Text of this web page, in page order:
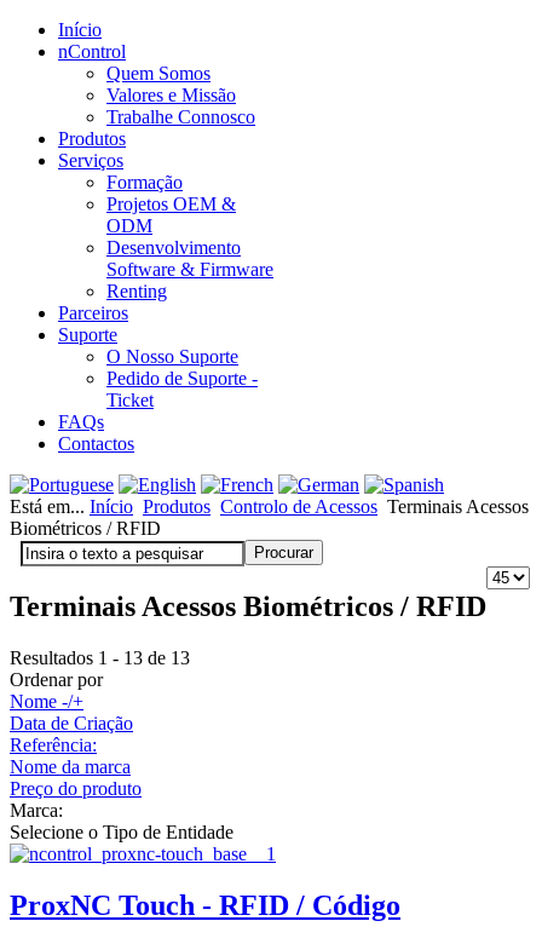
Início
nControl
Quem Somos
Valores e Missão
Trabalhe Connosco
Produtos
Serviços
Formação
Projetos OEM &
ODM
Desenvolvimento
Software & Firmware
Renting
Parceiros
Suporte
O Nosso Suporte
Pedido de Suporte -
Ticket
FAQs
Contactos
Está em... Início Produtos Controlo de Acessos Terminais Acessos
Biométricos / RFID
Terminais Acessos Biométricos / RFID
Resultados 1 - 13 de 13
Ordenar por
Nome -/+
Data de Criação
Referência:
Nome da marca
Preço do produto
Marca:
Selecione o Tipo de Entidade
ProxNC Touch - RFID / Código